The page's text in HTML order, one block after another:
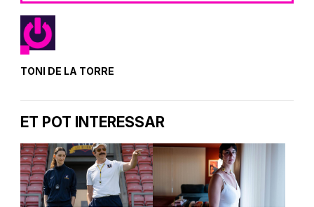
TONI DE LA TORRE
ET POT INTERESSAR